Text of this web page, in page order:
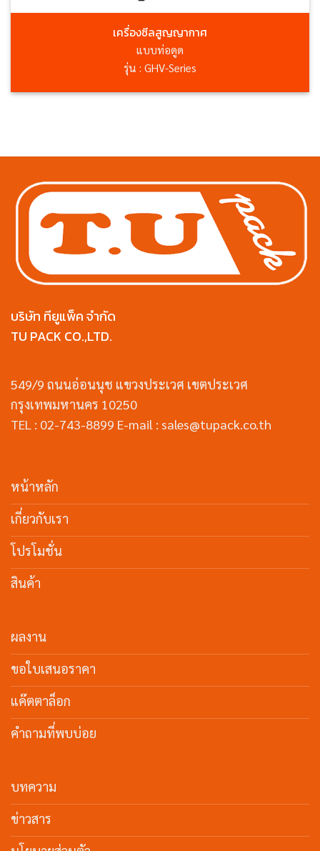
เครื่องซีลสูญญากาศ
แบบท่อดูด
รุ่น : GHV-Series
บริษัท ทียูแพ็ค จำกัด
TU PACK CO.,LTD.
549/9 ถนนอ่อนนุช แขวงประเวศ เขตประเวศ
กรุงเทพมหานคร 10250
TEL : 02-743-8899 E-mail : sales@tupack.co.th
หน้าหลัก
เกี่ยวกับเรา
โปรโมชั่น
สินค้า
ผลงาน
ขอใบเสนอราคา
แค๊ตตาล็อก
คำถามที่พบบ่อย
บทความ
ข่าวสาร